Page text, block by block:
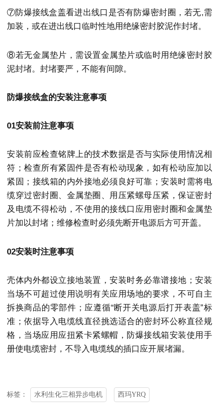
⑦防爆接线盒盖看进出线口是否有防爆密封圈，若无,需
加装，或在进出线口临时性地用绝缘密封胶泥作封堵。
⑧若无金属垫片，需设置金属垫片或临时用绝缘密封胶
泥封堵。封堵要严，不能有间隙。
防爆接线盒的安装注意事项
01安装前注意事项
安装前应检查铭牌上的技术数据是否与实际使用情况相
符；检查所有紧固件是否有松动现象，如有松动应加以
紧固；接线箱的内外接地必须良好可靠；安装时需将电
缆穿过密封圈、金属垫圈、用压紧螺母压紧，保证密封
及电缆不得松动，不使用的接线口应用密封圈和金属垫
片加以封堵；维修检查时必须先断开电源后方可开盖。
02安装时注意事项
壳体内外都设立接地装置，安装时务必靠谱接地；安装
当场不可超过使用说明有关应用场地的要求，不可自主
拆换商品的零部件；应遵循“断开关电源后打开表盖”标
准；依据导入电缆线直径挑选适合的密封环公称直径规
格，当场应用应扭紧卡紧螺帽，防爆接线箱安装使用手
册使电缆密封，不导入电缆线的插口应开展堵漏。
标签： 水利生化三相异步电机 西玛YRQ